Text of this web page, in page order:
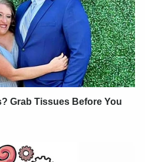
Grab Tissues Before You